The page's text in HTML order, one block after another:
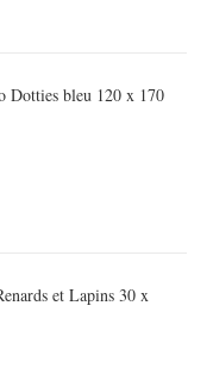
Dotties bleu 120 x 170
et Lapins 30 x